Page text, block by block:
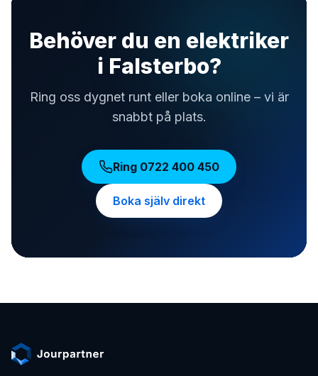
Behöver du en elektriker
i Falsterbo?
Ring oss dygnet runt eller boka online – vi är
snabbt på plats.
Ring 0722 400 450
Boka själv direkt